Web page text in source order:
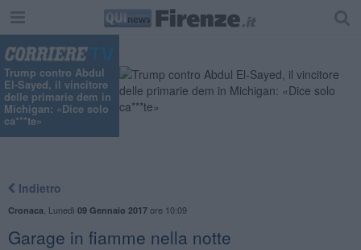
Trump contro Abdul
El-Sayed, il vincitore
delle primarie dem in
Michigan: «Dice solo
ca***te»
Indietro
Cronaca Lunedì 09 Gennaio 2017ore 10:09
Garage in fiamme nella notte